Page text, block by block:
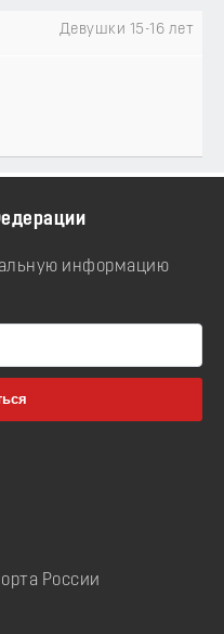
Девушки 15-16 лет
информацию
России